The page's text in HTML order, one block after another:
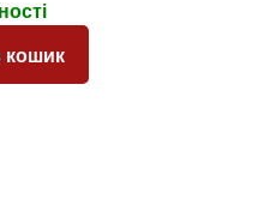
кошик